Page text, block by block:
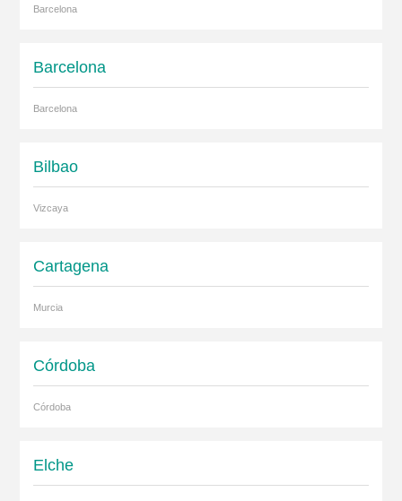
Barcelona
Barcelona
Barcelona
Bilbao
Vizcaya
Cartagena
Murcia
Córdoba
Córdoba
Elche